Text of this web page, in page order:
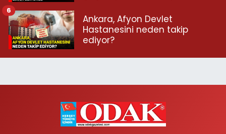
Ankara, Afyon Devlet
Hastanesini neden takip
ediyor?
6